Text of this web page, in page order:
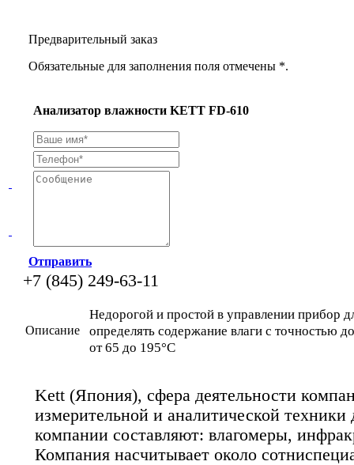
Предварительный заказ
Обязательные для заполнения поля отмечены *.
Анализатор влажности KETT FD-610
Отправить
+7 (845) 249-63-11
Описание
Недорогой и простой в управлении прибор
определять содержание влаги с точностью
от 65 до 195°С
Kett (Япония), сфера деятельности
измерительной и аналитической
компании составляют: влагомеры,
Компания насчитывает около